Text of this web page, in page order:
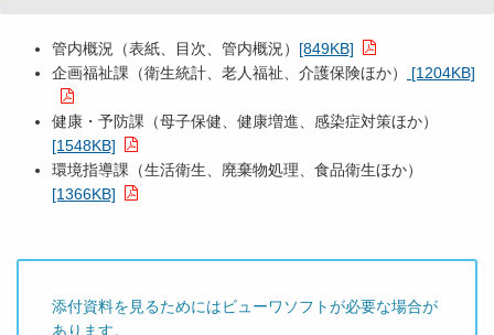
管内概況（表紙、目次、管内概況） [849KB]
企画福祉課（衛生統計、老人福祉、介護保険ほか）
[1204KB]
健康・予防課（母子保健、健康増進、感染症対策ほか）
[1548KB]
環境指導課（生活衛生、廃棄物処理、食品衛生ほか）
[1366KB]
添付資料を見るためにはビューワソフトが必要な場合が
あります。